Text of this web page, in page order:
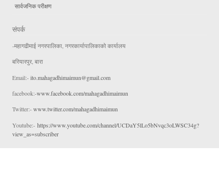
सार्वजनिक परीक्षण
संपर्क
-महागढीमाई नगरपालिका, नगरकार्यापालिकाको कार्यालय
बरियारपुर, बारा
Email:-ito.mahagadhimaimun@gmail.com
facebook:-www.facebook.com/mahagadhimaimun
Twitter:-www.twitter.com/mahagadhimaimun
Youtube:- https://www.youtube.com/channel/UCDaY5lLo5bNvqc3oLWSC34g?
view_as=subscriber